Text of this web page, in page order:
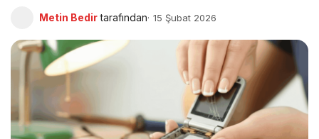
Metin Bedir tarafından 15 Şubat 2026